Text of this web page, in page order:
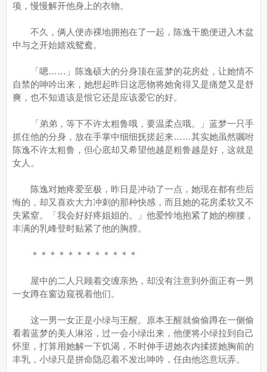
项，慢慢解开他身上的衣物。
不久，俩人便赤裸地拥抱在了一起，陈逸干脆便进入木盆
中与之开始嬉戏鸳鸯。
「嗯……」陈逸硕大的分身顶在蓝梦的花房处，让她情不
自禁的呻吟出来，她想起昨日这恶物将她肏得又是痛楚又是舒
爽，也不知道该是恨它还是应该爱它的好。
「弟弟，等下不许太粗鲁哦，要温柔点哦。」蓝梦一只手
抓住他的分身，放在手掌中细细抚搓起来……其实她虽然嘱咐
陈逸不许太粗鲁，但心底却又希望他越是粗鲁越是好，这就是
女人。
陈逸对她疼爱至极，昨日是冲动了一点，她现在都有些后
悔的，却又喜欢大力冲刺的那种快感，而且她的花房柔软又不
失紧窒。「我会好好疼姐姐的。」他爱怜地抱紧了她的柳腰，
丰满的乳峰登时贴紧了他的胸膛。
＊＊＊＊＊＊＊＊＊＊＊＊
屋中的二人只顾着交缠亲热，却没有注意到外面正有一男
一女蹲在窗边窥视着他们。
这一男一女正是小绿与王醒。原本王醒就偷偷蹲在一侧偷
看着蓝梦的美人淋浴，过一会小绿出来，他便将小绿拉到自己
怀里，打算用她解一下饥渴，不时伸手进她衣内揉搓她胸前的
丰乳，小绿只是拼命隐忍着不发出呻吟，任由他恣意玩弄。